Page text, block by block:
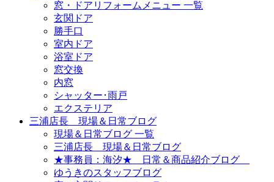
窓・ドアリフォームメニュー 一覧
玄関ドア
勝手口
室内ドア
浴室ドア
窓交換
内窓
シャッター･雨戸
エクステリア
三浦店長 現場＆日常ブログ
現場＆日常ブログ 一覧
三浦店長 現場＆日常ブログ
★事務員：海汐★ 日常＆商品紹介ブログ
ゆうきのスタッフブログ